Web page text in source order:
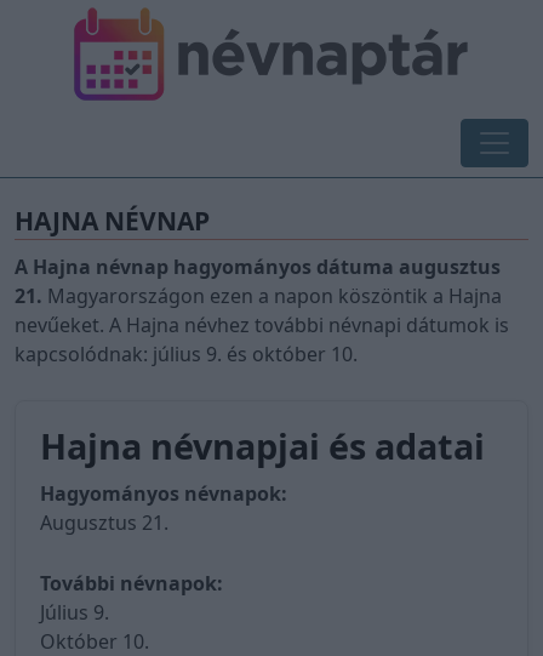
HAJNA NÉVNAP
A Hajna névnap hagyományos dátuma augusztus
21. Magyarországon ezen a napon köszöntik a Hajna
nevűeket. A Hajna névhez további névnapi dátumok is
kapcsolódnak: július 9. és október 10.
Hajna névnapjai és adatai
Hagyományos névnapok:
Augusztus 21.
További névnapok:
Július 9.
Október 10.